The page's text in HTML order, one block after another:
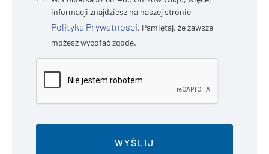
informacji znajdziesz na naszej stronie
Polityka Prywatności. Pamiętaj, że zawsze
możesz wycofać zgodę.